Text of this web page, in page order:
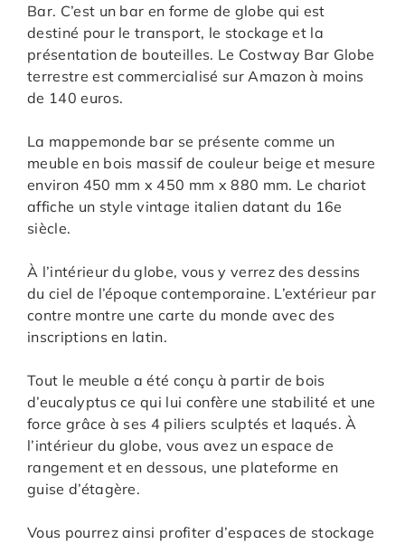
Bar. C’est un bar en forme de globe qui est
destiné pour le transport, le stockage et la
présentation de bouteilles. Le Costway Bar Globe
terrestre est commercialisé sur Amazon à moins
de 140 euros.
La mappemonde bar se présente comme un
meuble en bois massif de couleur beige et mesure
environ 450 mm x 450 mm x 880 mm. Le chariot
affiche un style vintage italien datant du 16e
siècle.
À l’intérieur du globe, vous y verrez des dessins
du ciel de l’époque contemporaine. L’extérieur par
contre montre une carte du monde avec des
inscriptions en latin.
Tout le meuble a été conçu à partir de bois
d’eucalyptus ce qui lui confère une stabilité et une
force grâce à ses 4 piliers sculptés et laqués. À
l’intérieur du globe, vous avez un espace de
rangement et en dessous, une plateforme en
guise d’étagère.
Vous pourrez ainsi profiter d’espaces de stockage